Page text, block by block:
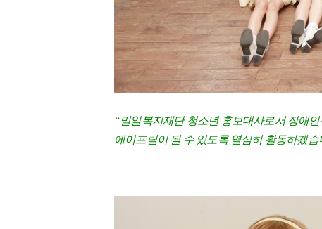
“밀알복지재단 청소년 홍보대사로서 장애
에이프릴이 될 수 있도록 열심히 활동하겠습